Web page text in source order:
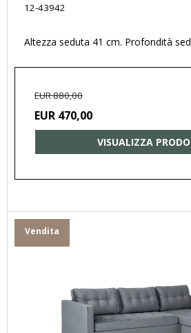
12-43942
Altezza seduta 41 cm. Profondità
EUR 880,00
EUR 470,00
VISUALIZZA
Vendita